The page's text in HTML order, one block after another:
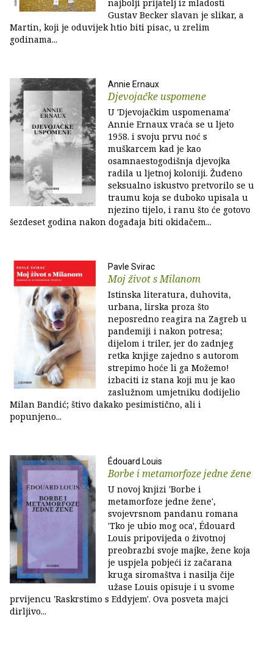
najbolji prijatelj iz mladosti
Gustav Becker slavan je slikar, a
Martin, koji je oduvijek htio biti pisac, u zrelim
godinama...
Annie Ernaux
Djevojačke uspomene
U 'Djevojačkim uspomenama'
Annie Ernaux vraća se u ljeto
1958. i svoju prvu noć s
muškarcem kad je kao
osamnaestogodišnja djevojka
radila u ljetnoj koloniji. Žuđeno
seksualno iskustvo pretvorilo se u
traumu koja se duboko upisala u
njezino tijelo, i ranu što će gotovo
šezdeset godina nakon događaja biti okidačem...
Pavle Svirac
Moj život s Milanom
Istinska literatura, duhovita,
urbana, lirska proza što
neposredno reagira na Zagreb u
pandemiji i nakon potresa;
dijelom i triler, jer do zadnjeg
retka knjige zajedno s autorom
strepimo hoće li ga Možemo!
izbaciti iz stana koji mu je kao
zaslužnom umjetniku dodijelio
Milan Bandić; štivo dakako pesimistično, ali i
popunjeno...
Édouard Louis
Borbe i metamorfoze jedne žene
U novoj knjizi 'Borbe i
metamorfoze jedne žene',
svojevrsnom pandanu romana
'Tko je ubio mog oca', Édouard
Louis pripovijeda o životnoj
preobrazbi svoje majke, žene koja
je uspjela pobjeći iz začarana
kruga siromaštva i nasilja čije
užase Louis opisuje i u svome
prvijencu 'Raskrstimo s Eddyjem'. Ova posveta majci
dirljivo...